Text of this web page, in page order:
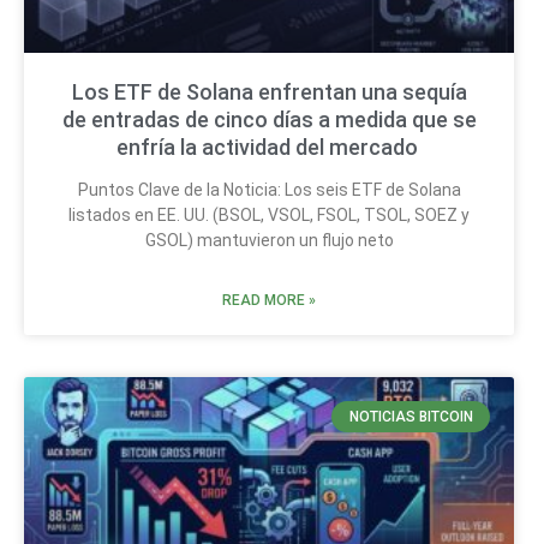
Los ETF de Solana enfrentan una sequía
de entradas de cinco días a medida que se
enfría la actividad del mercado
Puntos Clave de la Noticia: Los seis ETF de Solana
listados en EE. UU. (BSOL, VSOL, FSOL, TSOL, SOEZ y
GSOL) mantuvieron un flujo neto
READ MORE »
NOTICIAS BITCOIN